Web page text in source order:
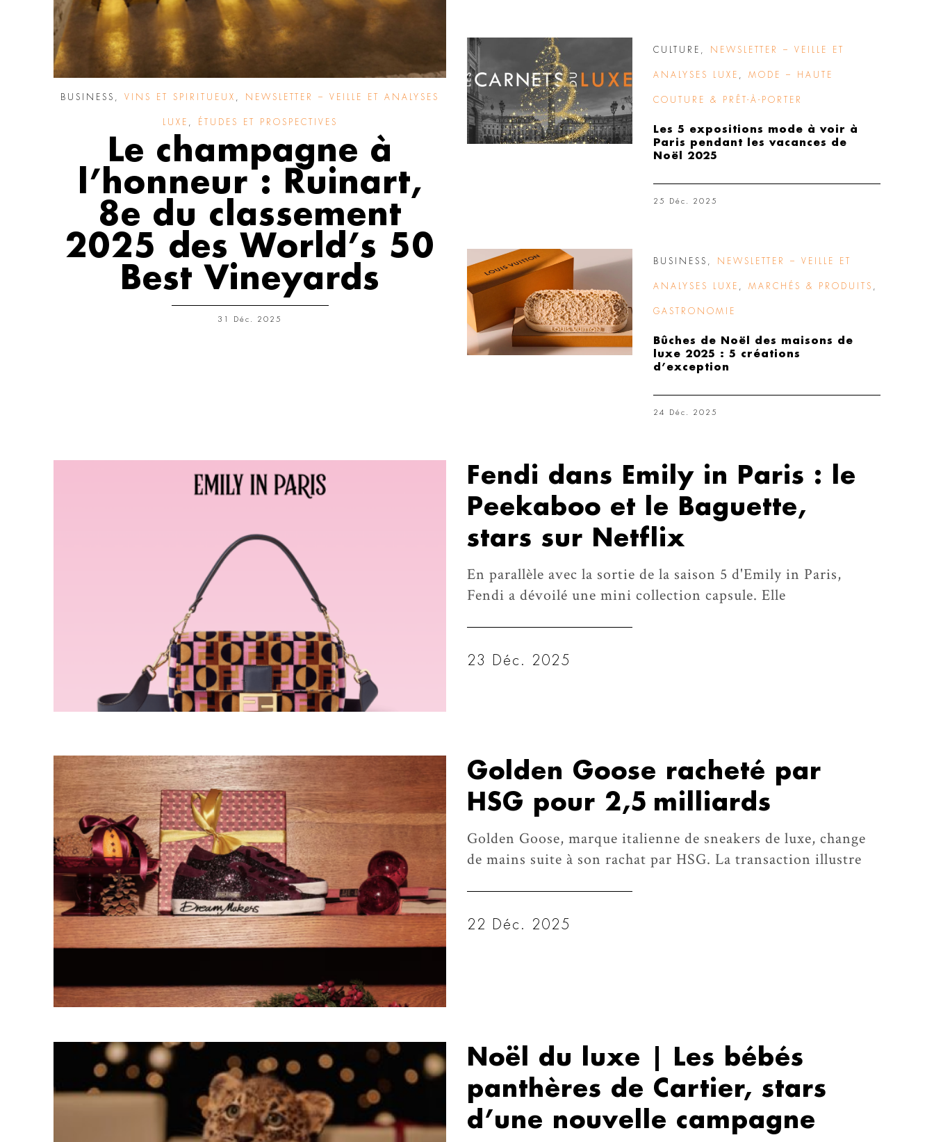
BUSINESS VINS ET SPIRITUEUX NEWSLETTER – VEILLE ET ANALYSES
LUXE ÉTUDES ET PROSPECTIVES
Le champagne à
l’honneur : Ruinart,
8e du classement
2025 des World’s 50
Best Vineyards
31 Déc. 2025
CULTURE NEWSLETTER – VEILLE ET
ANALYSES LUXE MODE – HAUTE
COUTURE & PRÊT-À-PORTER
Les 5 expositions mode à voir à
Paris pendant les vacances de
Noël 2025
25 Déc. 2025
BUSINESS NEWSLETTER – VEILLE ET
ANALYSES LUXE MARCHÉS & PRODUITS
GASTRONOMIE
Bûches de Noël des maisons de
luxe 2025 : 5 créations
d’exception
24 Déc. 2025
Fendi dans Emily in Paris : le
Peekaboo et le Baguette,
stars sur Netflix
En parallèle avec la sortie de la saison 5 d'Emily in Paris,
Fendi a dévoilé une mini collection capsule. Elle
23 Déc. 2025
Golden Goose racheté par
HSG pour 2,5 milliards
Golden Goose, marque italienne de sneakers de luxe, change
de mains suite à son rachat par HSG. La transaction illustre
22 Déc. 2025
Noël du luxe | Les bébés
panthères de Cartier, stars
d’une nouvelle campagne